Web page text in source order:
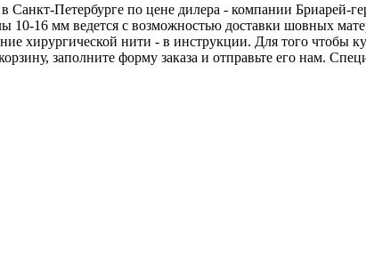
Петербурге по цене дилера - компании Бриарей-
10-16 мм ведется с возможностью доставки шовных
хирургической нити - в инструкции. Для того чтобы
заполните форму заказа и отправьте его нам.